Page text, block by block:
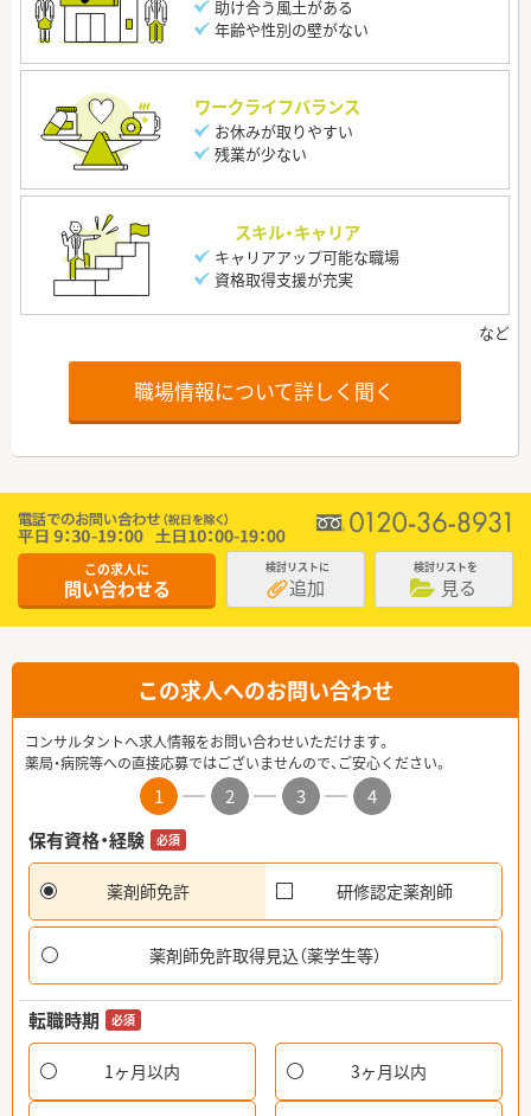
助け合う風土がある
年齢や性別の壁がない
ワークライフバランス
お休みが取りやすい
残業が少ない
スキル・キャリア
キャリアアップ可能な職場
資格取得支援が充実
職場情報について詳しく聞く
この求人に
問い合わせる
検討リストに
追加
検討リストを
見る
この求人へのお問い合わせ
コンサルタントへ求人情報をお問い合わせいただけます。
薬局・病院等への直接応募ではございませんので、ご安心ください。
1 2 3
4
保有資格・経験
必須
薬剤師免許 研修認定薬剤師
薬剤師免許取得見込（薬学生等）
転職時期 必須
1ヶ月以内 3ヶ月以内